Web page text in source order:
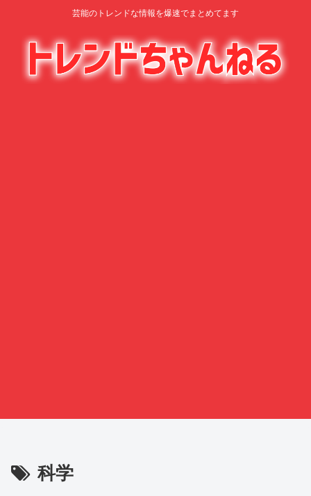
芸能のトレンドな情報を爆速でまとめてます
科学